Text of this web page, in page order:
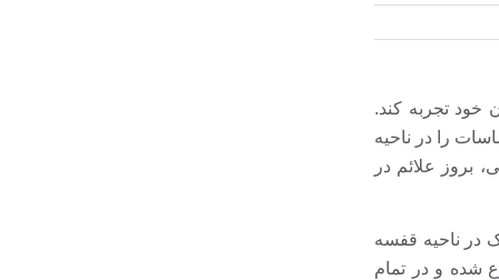
تجربه کند.
را در ناحیه
بروز علائم در
در ناحیه قفسه
شده و در تمام